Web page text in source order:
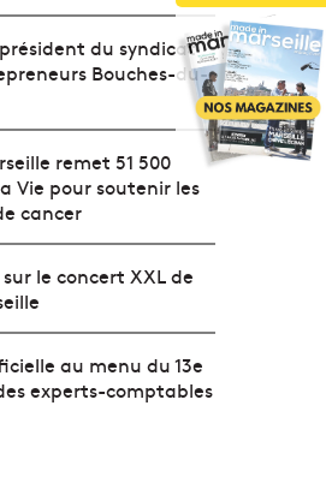
du syndicat
Bouches-du-
remet 51 500
Vie pour soutenir les
cancer
le concert XXL de
au menu du 13e
experts-comptables